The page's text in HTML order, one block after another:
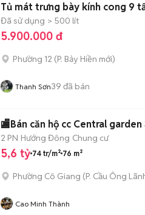
Tủ mát trưng bày kính cong 9
Đã sử dụng > 500 lít
5.900.000 đ
Phường 12 (P. Bảy Hiền mới)
Thanh Sơn39 đã bán
🏬Bán căn hộ cc Central
2 PN Hướng Đông Chung cư
5,6 tỷ 74 tr/m² 76 m²
Phường Cô Giang (P. Cầu Ông
Cao Minh Thành